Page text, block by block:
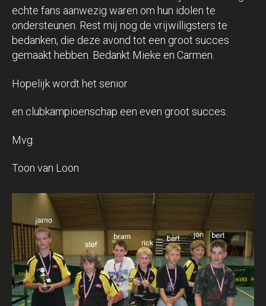
echte fans aanwezig waren om hun idolen te
ondersteunen. Rest mij nog de vrijwilligsters te
bedanken, die deze avond tot een groot succes
gemaakt hebben. Bedankt Mieke en Carmen.
Hopelijk wordt het senior
en clubkampioenschap een even groot succes.
Mvg.
Toon van Loon